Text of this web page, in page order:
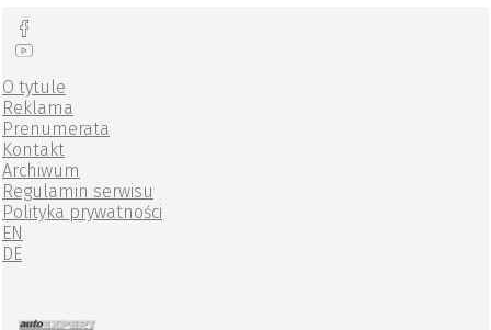
O tytule
Reklama
Prenumerata
Kontakt
Archiwum
Regulamin serwisu
Polityka prywatności
EN
DE